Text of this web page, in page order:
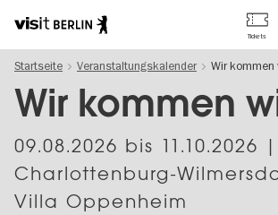
zum
Inhalt
Berlins
offizielles
Tourismusportal
Tickets
Startseite Veranstaltungskalender Wir kommen
Wir kommen
09.08.2026 bis 11.10.2026
Charlottenburg-
Villa Oppenheim